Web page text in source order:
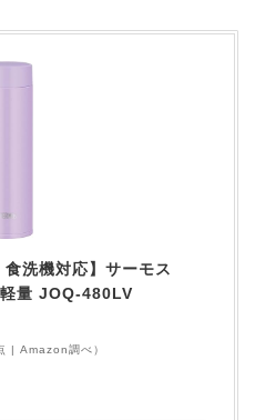
食洗機対応】サーモス
量 JOQ-480LV
| Amazon調べ）